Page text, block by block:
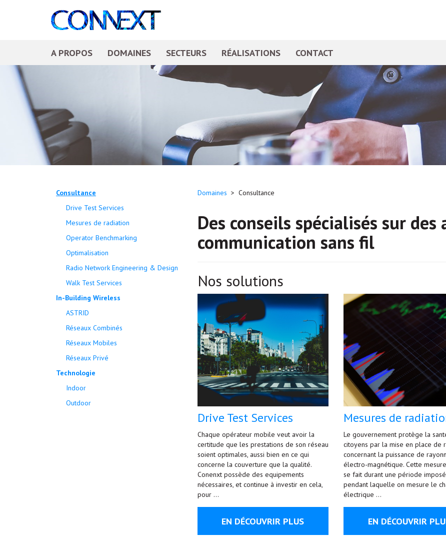
A PROPOS DOMAINES SECTEURS RÉALISATIONS CONTACT
Consultance
Drive Test Services
Mesures de radiation
Operator Benchmarking
Optimalisation
Radio Network Engineering & Design
Walk Test Services
In-Building Wireless
ASTRID
Réseaux Combinés
Réseaux Mobiles
Réseaux Privé
Technologie
Indoor
Outdoor
Domaines > Consultance
Des conseils spécialisés sur
communication sans fil
Nos solutions
Drive Test Services
Chaque opérateur mobile veut avoir la
certitude que les prestations de son réseau
soient optimales, aussi bien en ce qui
concerne la couverture que la qualité.
Conenxt possède des equipements
nécessaires, et continue à investir en cela,
pour …
EN DÉCOUVRIR PLUS
Mesures de
Le gouvernement protège la
citoyens par la mise en place de
concernant la puissance de
électro-magnétique. Cette
se fait durant une période
pendant laquelle on mesure le
électrique …
EN DÉCOUVRIR